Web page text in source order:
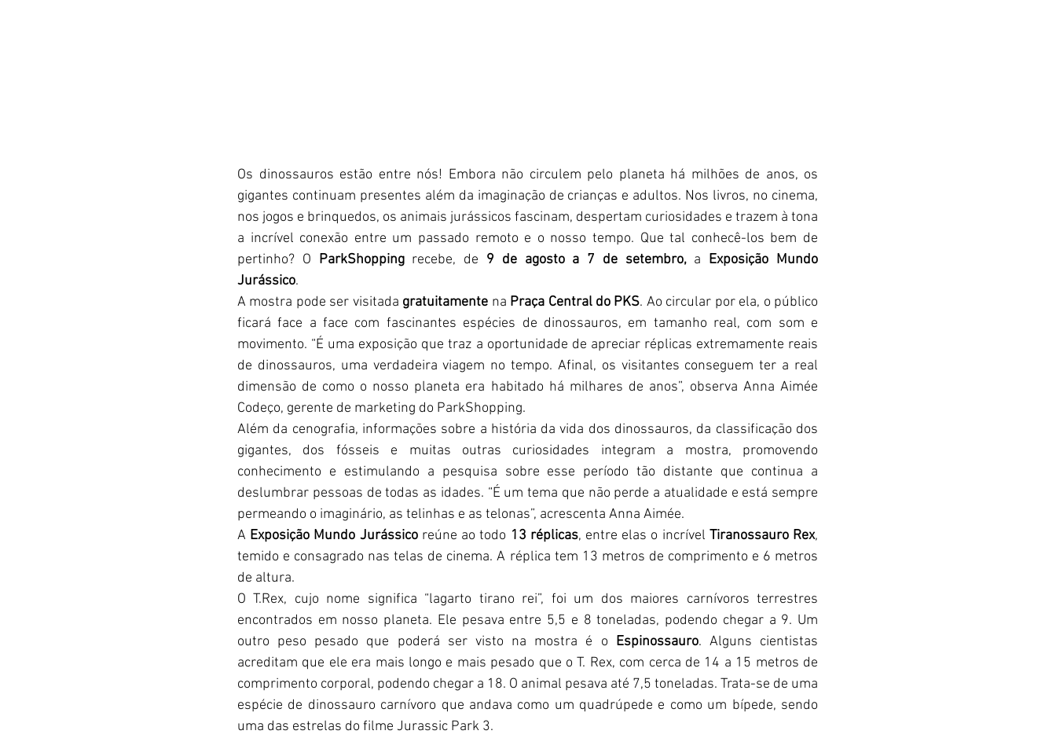
Os dinossauros estão entre nós! Embora não circulem pelo planeta há milhões de anos, os
gigantes continuam presentes além da imaginação de crianças e adultos. Nos livros, no cinema,
nos jogos e brinquedos, os animais jurássicos fascinam, despertam curiosidades e trazem à tona
a incrível conexão entre um passado remoto e o nosso tempo. Que tal conhecê-los bem de
pertinho? O ParkShopping recebe, de 9 de agosto a 7 de setembro, a Exposição Mundo
Jurássico.
A mostra pode ser visitada gratuitamente na Praça Central do PKS. Ao circular por ela, o público
ficará face a face com fascinantes espécies de dinossauros, em tamanho real, com som e
movimento. “É uma exposição que traz a oportunidade de apreciar réplicas extremamente reais
de dinossauros, uma verdadeira viagem no tempo. Afinal, os visitantes conseguem ter a real
dimensão de como o nosso planeta era habitado há milhares de anos”, observa Anna Aimée
Codeço, gerente de marketing do ParkShopping.
Além da cenografia, informações sobre a história da vida dos dinossauros, da classificação dos
gigantes, dos fósseis e muitas outras curiosidades integram a mostra, promovendo
conhecimento e estimulando a pesquisa sobre esse período tão distante que continua a
deslumbrar pessoas de todas as idades. “É um tema que não perde a atualidade e está sempre
permeando o imaginário, as telinhas e as telonas”, acrescenta Anna Aimée.
A Exposição Mundo Jurássico reúne ao todo 13 réplicas, entre elas o incrível Tiranossauro Rex,
temido e consagrado nas telas de cinema. A réplica tem 13 metros de comprimento e 6 metros
de altura.
O T.Rex, cujo nome significa “lagarto tirano rei”, foi um dos maiores carnívoros terrestres
encontrados em nosso planeta. Ele pesava entre 5,5 e 8 toneladas, podendo chegar a 9. Um
outro peso pesado que poderá ser visto na mostra é o Espinossauro. Alguns cientistas
acreditam que ele era mais longo e mais pesado que o T. Rex, com cerca de 14 a 15 metros de
comprimento corporal, podendo chegar a 18. O animal pesava até 7,5 toneladas. Trata-se de uma
espécie de dinossauro carnívoro que andava como um quadrúpede e como um bípede, sendo
uma das estrelas do filme Jurassic Park 3.